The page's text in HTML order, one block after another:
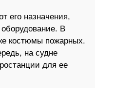
его назначения,
В
костюмы пожарных.
на судне
для ее